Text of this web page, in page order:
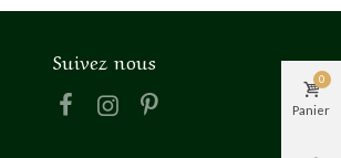
Suivez nous
Panier
0